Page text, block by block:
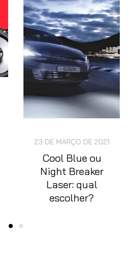
23 DE MARÇO DE 2021
Cool Blue ou
Night Breaker
Laser: qual
escolher?